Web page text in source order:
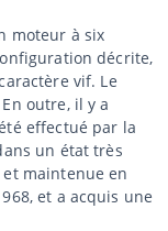
moteur à six
décrite,
vif. Le
outre, il y a
effectué par la
un état très
maintenue en
et a acquis une